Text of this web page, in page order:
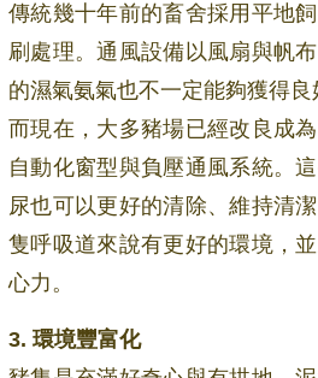
傳統幾十年前的畜舍採用平地
刷處理。通風設備以風扇與帆
的濕氣氨氣也不一定能夠獲得良
而現在，大多豬場已經改良成
自動化窗型與負壓通風系統。
尿也可以更好的清除、維持清
隻呼吸道來說有更好的環境，
心力。
3. 環境豐富化